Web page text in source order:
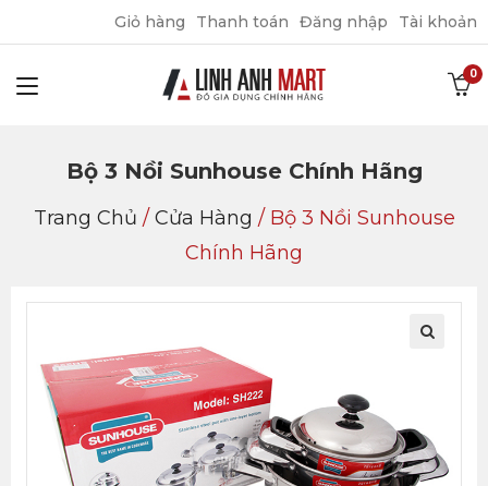
Giỏ hàng Thanh toán Đăng nhập Tài khoản
Bộ 3 Nồi Sunhouse Chính Hãng
Trang Chủ / Cửa Hàng / Bộ 3 Nồi Sunhouse
Chính Hãng